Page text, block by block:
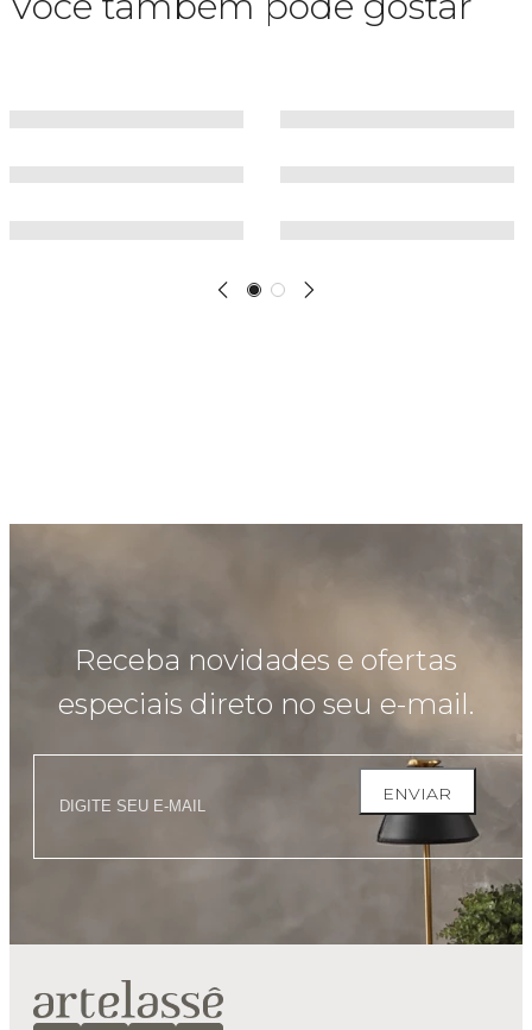
Receba novidades e ofertas
especiais direto no seu e-mail.
ENVIAR